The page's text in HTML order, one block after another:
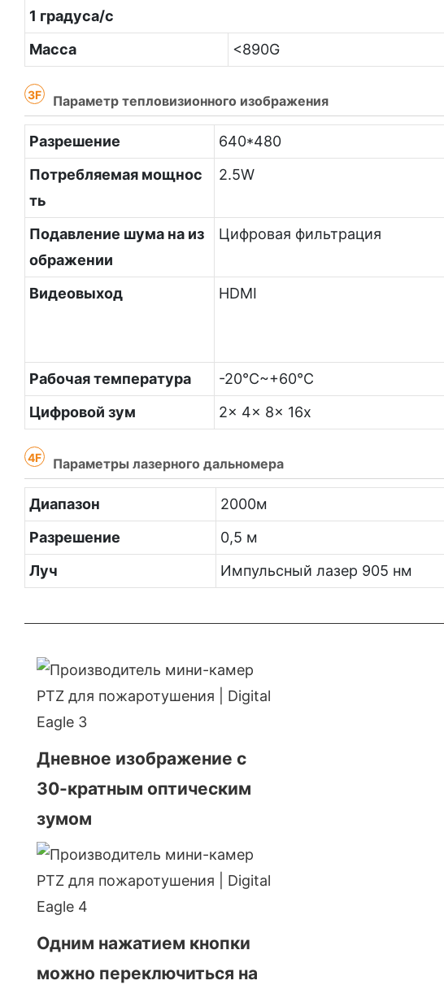
1 градуса/с
Масса <890G
3F Параметр тепловизионного изображения
Разрешение 640*480
Потребляемая мощнос
ть
2.5W
Подавление шума на из
ображении
Цифровая фильтрация
Видеовыход HDMI
Рабочая температура
-20℃~+60℃
Цифровой зум
2x 4x 8x 16x
4F Параметры лазерного дальномера
Диапазон 2000м
Разрешение
0,5 м
Луч
Импульсный лазер 905 нм
Дневное изображение с
30-кратным оптическим
зумом
Одним нажатием кнопки
можно переключиться на